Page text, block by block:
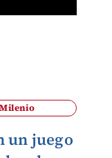
un juego